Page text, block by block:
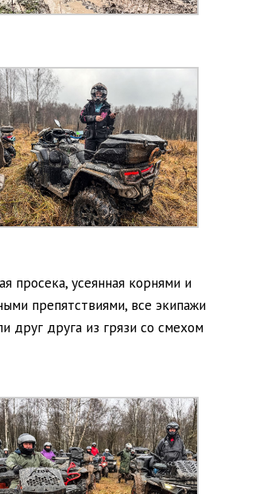
просека, усеянная корнями и
препятствиями, все экипажи
друг друга из грязи со смехом